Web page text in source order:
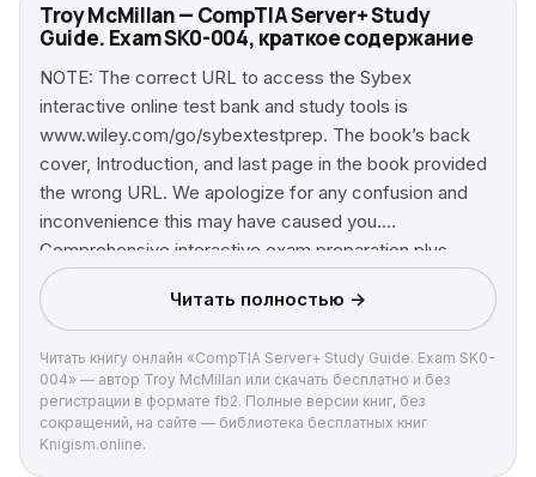
Troy McMillan — CompTIA Server+ Study
Guide. Exam SK0-004, краткое содержание
NOTE: The correct URL to access the Sybex
interactive online test bank and study tools is
www.wiley.com/go/sybextestprep. The book’s back
cover, Introduction, and last page in the book provided
the wrong URL. We apologize for any confusion and
inconvenience this may have caused you.
Comprehensive interactive exam preparation plus
expert insight from the field CompTIA Server+ Study
Guide Exam SK0-004 is your ideal study companion for
the SK0-004 exam. With 100% coverage of all exam
objectives, this guide walks you through system
hardware, software, storage, best practices, disaster
recovery, and troubleshooting, with additional coverage
of relevant topics including virtualization, big data, cloud
Читать полностью →
Читать книгу онлайн «CompTIA Server+ Study Guide. Exam SK0-
004» — автор Troy McMillan или скачать бесплатно и без
регистрации в формате fb2. Полные версии книг, без
сокращений, на сайте — библиотека бесплатных книг
Knigism.online.